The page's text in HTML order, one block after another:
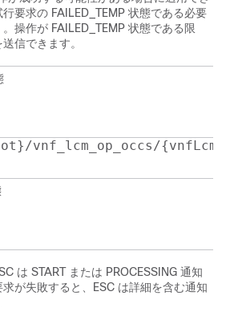
要求の FAILED_TEMP 状態である必要
操作が FAILED_TEMP 状態である限
信できます。
vnf_lcm_op_occs/
は START または PROCESSING 通知
が失敗すると、ESC は詳細を含む通知